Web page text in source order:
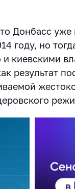
Донбасс уже
году, но
и киевскими
результат